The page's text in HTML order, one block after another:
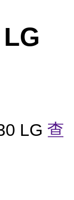
LG 查